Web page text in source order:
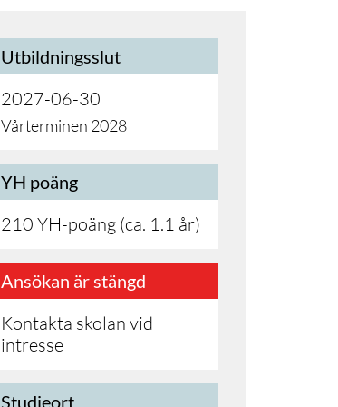
Utbildningsslut
2027-06-30
Vårterminen 2028
YH poäng
210 YH-poäng (ca. 1.1 år)
Ansökan är stängd
Kontakta skolan vid
intresse
Studieort